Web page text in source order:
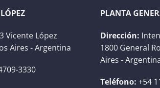
Vicente López
Aires - Argentina
3330
PLANTA
Dirección:
1800 General
Aires -
Teléfono: +54